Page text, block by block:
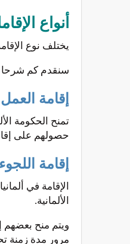
أنواع
يختلف نوع
سنقدم كم شرحا
إقامة
تمنح الحكومة
حصولهم على
إقامة
الإقامة في
الألمانية.
ويتم منح بعضهم
مرور مدة زمنة